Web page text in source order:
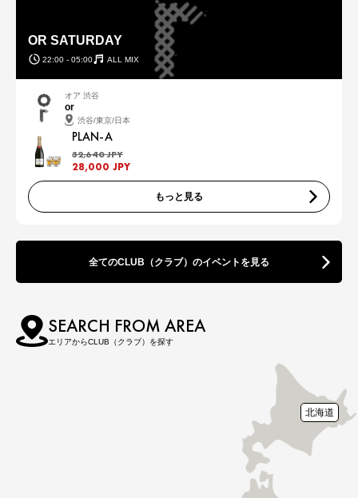
OR SATURDAY
22:00 - 05:00 ALL MIX
オア 渋谷
or
渋谷/東京/日本
PLAN-A
32,640 JPY
28,000 JPY
もっと見る
全てのCLUB（クラブ）のイベントを見る
SEARCH FROM AREA
エリアからCLUB（クラブ）を探す
北海道